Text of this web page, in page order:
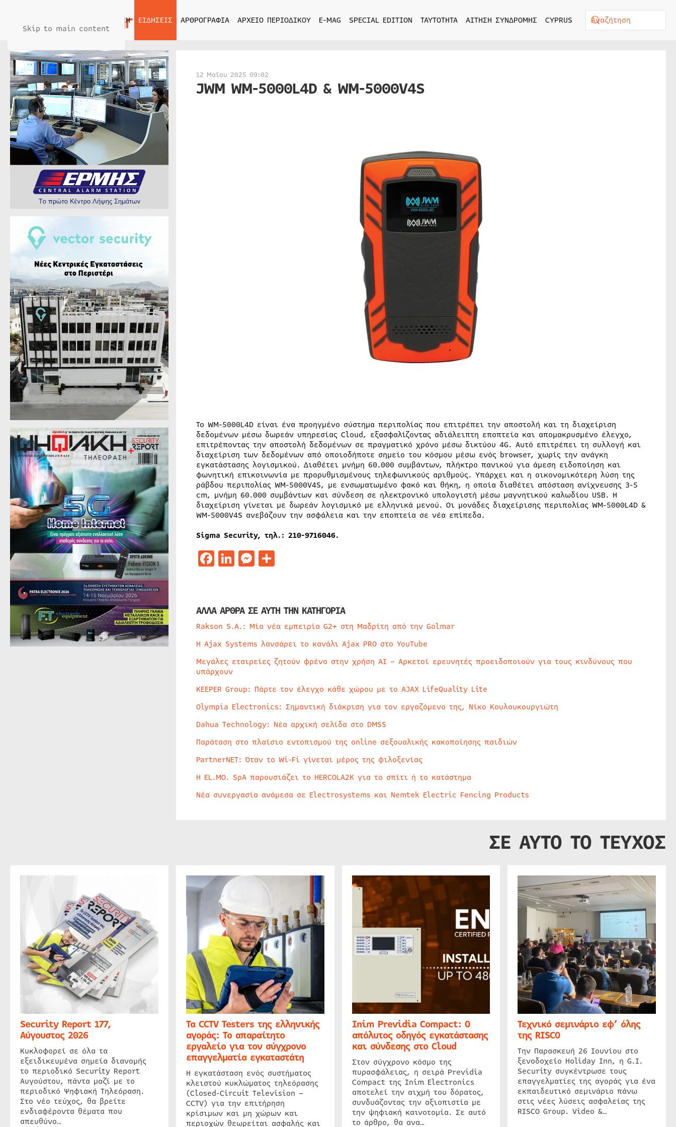
Skip to main content
ΑΡΧΙΚΗ ΕΙΔΗΣΕΙΣ ΑΡΘΡΟΓΡΑΦΙΑ ΑΡΧΕΙΟ ΠΕΡΙΟΔΙΚΟΥ E-MAG SPECIAL EDITION ΤΑΥΤΟΤΗΤΑ ΑΙΤΗΣΗ ΣΥΝΔΡΟΜΗΣ CYPRUS
12 Μαΐου 2025 09:02
JWM WM-5000L4D & WM-5000V4S
Το WM-5000L4D είναι ένα προηγμένο σύστημα περιπολίας που επιτρέπει την αποστολή και τη διαχείριση
δεδομένων μέσω δωρεάν υπηρεσίας Cloud, εξασφαλίζοντας αδιάλειπτη εποπτεία και απομακρυσμένο έλεγχο,
επιτρέποντας την αποστολή δεδομένων σε πραγματικό χρόνο μέσω δικτύου 4G. Αυτό επιτρέπει τη συλλογή και
διαχείριση των δεδομένων από οποιοδήποτε σημείο του κόσμου μέσω ενός browser, χωρίς την ανάγκη
εγκατάστασης λογισμικού. Διαθέτει μνήμη 60.000 συμβάντων, πλήκτρο πανικού για άμεση ειδοποίηση και
φωνητική επικοινωνία με προρυθμισμένους τηλεφωνικούς αριθμούς. Υπάρχει και η οικονομικότερη λύση της
ράβδου περιπολίας WM-5000V4S, με ενσωματωμένο φακό και θήκη, η οποία διαθέτει απόσταση ανίχνευσης 3-5
cm, μνήμη 60.000 συμβάντων και σύνδεση σε ηλεκτρονικό υπολογιστή μέσω μαγνητικού καλωδίου USB. Η
διαχείριση γίνεται με δωρεάν λογισμικό με ελληνικά μενού. Οι μονάδες διαχείρισης περιπολίας WM-5000L4D &
WM-5000V4S ανεβάζουν την ασφάλεια και την εποπτεία σε νέα επίπεδα.
Sigma Security, τηλ.: 210-9716046.
Facebook
LinkedIn
Messenger
Μοιραστείτε
ΑΛΛΑ ΑΡΘΡΑ ΣΕ ΑΥΤΗ ΤΗΝ ΚΑΤΗΓΟΡΙΑ
Rakson S.A.: Μία νέα εμπειρία G2+ στη Μαδρίτη από την Golmar
Η Ajax Systems λανσάρει το κανάλι Ajax PRO στο YouTube
Μεγάλες εταιρείες ζητούν φρένο στην χρήση AI – Αρκετοί ερευνητές προειδοποιούν για τους κινδύνους που
υπάρχουν
KEEPER Group: Πάρτε τον έλεγχο κάθε χώρου με το AJAX LifeQuality Lite
Olympia Electronics: Σημαντική διάκριση για τον εργαζόμενο της, Νίκο Κουλουκουργιώτη
Dahua Technology: Νέα αρχική σελίδα στο DMSS
Παράταση στο πλαίσιο εντοπισμού της online σεξουαλικής κακοποίησης παιδιών
PartnerNET: Όταν το Wi-Fi γίνεται μέρος της φιλοξενίας
Η EL.MO. SpA παρουσιάζει το HERCOLA2K για το σπίτι ή το κατάστημα
Νέα συνεργασία ανάμεσα σε Electrosystems και Nemtek Electric Fencing Products
ΣΕ ΑΥΤΟ ΤΟ ΤΕΥΧΟΣ
Security Report 177,
Αύγουστος 2026
Κυκλοφορεί σε όλα τα
εξειδικευμένα σημεία διανομής
το περιοδικό Security Report
Αυγούστου, πάντα μαζί με το
περιοδικό Ψηφιακή Τηλεόραση.
Στο νέο τεύχος, θα βρείτε
ενδιαφέροντα θέματα που
απευθύνο…
Τα CCTV Testers της ελληνικής
αγοράς: Το απαραίτητο
εργαλείο για τον σύγχρονο
επαγγελματία εγκαταστάτη
Η εγκατάσταση ενός συστήματος
κλειστού κυκλώματος τηλεόρασης
(Closed-Circuit Television –
CCTV) για την επιτήρηση
κρίσιμων και μη χώρων και
περιοχών θεωρείται ασφαλής και
Inim Previdia Compact: Ο
απόλυτος οδηγός εγκατάστασης
και σύνδεσης στο Cloud
Στον σύγχρονο κόσμο της
πυρασφάλειας, η σειρά Previdia
Compact της Inim Electronics
αποτελεί την αιχμή του δόρατος,
συνδυάζοντας την αξιοπιστία με
την ψηφιακή καινοτομία. Σε αυτό
το άρθρο, θα ανα…
Τεχνικό σεμινάριο εφ’ όλης
της RISCO
Την Παρασκευή 26 Ιουνίου στο
ξενοδοχείο Holiday Inn, η G.I.
Security συγκέντρωσε τους
επαγγελματίες της αγοράς για ένα
εκπαιδευτικό σεμινάριο πάνω
στις νέες λύσεις ασφαλείας της
RISCO Group. Video &…